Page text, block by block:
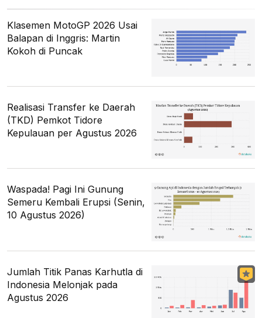
Klasemen MotoGP 2026 Usai
Balapan di Inggris: Martin
Kokoh di Puncak
Realisasi Transfer ke Daerah
(TKD) Pemkot Tidore
Kepulauan per Agustus 2026
Waspada! Pagi Ini Gunung
Semeru Kembali Erupsi (Senin,
10 Agustus 2026)
Jumlah Titik Panas Karhutla di
Indonesia Melonjak pada
Agustus 2026